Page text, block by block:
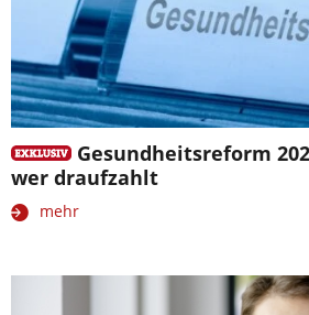
Gesundheitsreform
wer draufzahlt
mehr